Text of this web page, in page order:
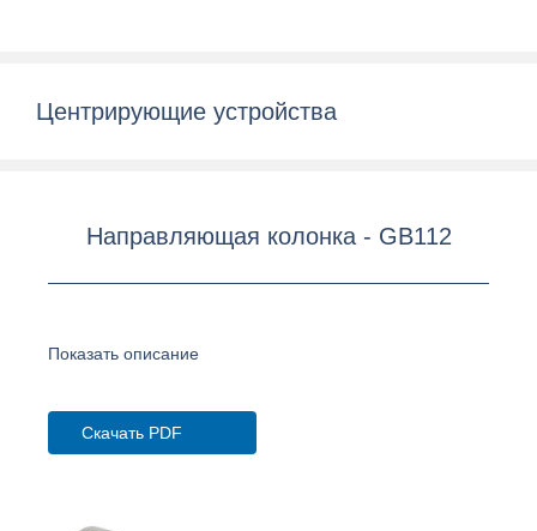
Центрирующие устройства
Направляющая колонка - GB112
Показать описание
Скачать PDF